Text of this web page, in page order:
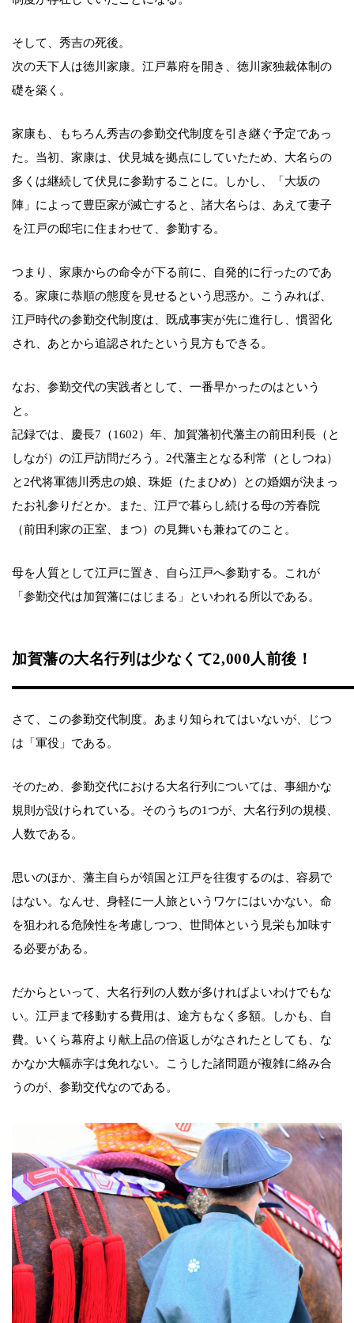
そして、秀吉の死後。
次の天下人は徳川家康。江戸幕府を開き、徳川家独裁体制の
礎を築く。
家康も、もちろん秀吉の参勤交代制度を引き継ぐ予定であっ
た。当初、家康は、伏見城を拠点にしていたため、大名らの
多くは継続して伏見に参勤することに。しかし、「大坂の
陣」によって豊臣家が滅亡すると、諸大名らは、あえて妻子
を江戸の邸宅に住まわせて、参勤する。
つまり、家康からの命令が下る前に、自発的に行ったのであ
る。家康に恭順の態度を見せるという思惑か。こうみれば、
江戸時代の参勤交代制度は、既成事実が先に進行し、慣習化
され、あとから追認されたという見方もできる。
なお、参勤交代の実践者として、一番早かったのはという
と。
記録では、慶長7（1602）年、加賀藩初代藩主の前田利長（と
しなが）の江戸訪問だろう。2代藩主となる利常（としつね）
と2代将軍徳川秀忠の娘、珠姫（たまひめ）との婚姻が決まっ
たお礼参りだとか。また、江戸で暮らし続ける母の芳春院
（前田利家の正室、まつ）の見舞いも兼ねてのこと。
母を人質として江戸に置き、自ら江戸へ参勤する。これが
「参勤交代は加賀藩にはじまる」といわれる所以である。
加賀藩の大名行列は少なくて2,000人前後！
さて、この参勤交代制度。あまり知られてはいないが、じつ
は「軍役」である。
そのため、参勤交代における大名行列については、事細かな
規則が設けられている。そのうちの1つが、大名行列の規模、
人数である。
思いのほか、藩主自らが領国と江戸を往復するのは、容易で
はない。なんせ、身軽に一人旅というワケにはいかない。命
を狙われる危険性を考慮しつつ、世間体という見栄も加味す
る必要がある。
だからといって、大名行列の人数が多ければよいわけでもな
い。江戸まで移動する費用は、途方もなく多額。しかも、自
費。いくら幕府より献上品の倍返しがなされたとしても、な
かなか大幅赤字は免れない。こうした諸問題が複雑に絡み合
うのが、参勤交代なのである。